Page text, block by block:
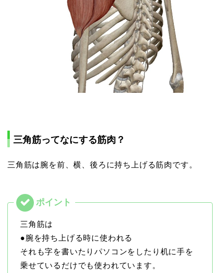
三角筋ってなにする筋肉？
三角筋は腕を前、横、後ろに持ち上げる筋肉です。
三角筋は
●腕を持ち上げる時に使われる
それも字を書いたりパソコンをしたり机に手を
乗せているだけでも使われています。